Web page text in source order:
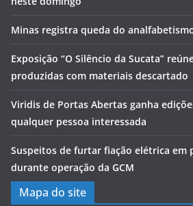
Minas registra queda do
Exposição “O Silêncio da Sucata”
produzidas com materiais descartado
Viridis de Portas Abertas ganha
qualquer pessoa interessada
Suspeitos de furtar fiação elétrica em
durante operação da GCM
Mapa do site